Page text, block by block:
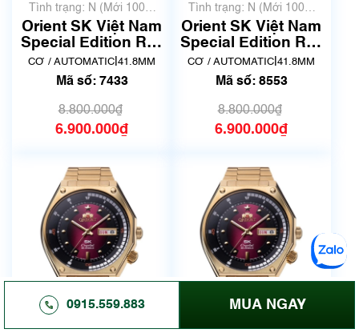
Tình trạng: N (Mới 100%
chưa qua sử dụng)
Orient SK Việt Nam
Special Edition RA-
AA0B04R19B | Size
42mm | Mã số 7433
CƠ / AUTOMATIC 41.8MM
Mã số: 7433
8.800.000₫
6.900.000₫
Tình trạng: N (Mới 100%
chưa qua sử dụng)
Orient SK Việt Nam
Special Edition RA-
AA0B04R19B | Size
42mm | Mã số 8553
CƠ / AUTOMATIC 41.8MM
Mã số: 8553
8.800.000₫
6.900.000₫
Giảm 22% 0915.559.883 MUA NGAY